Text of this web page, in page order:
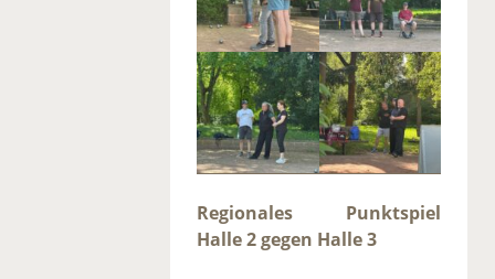
Regionales Punktspiel
Halle 2 gegen Halle 3